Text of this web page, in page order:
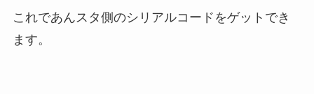
これであんスタ側のシリアルコードをゲットでき
ます。